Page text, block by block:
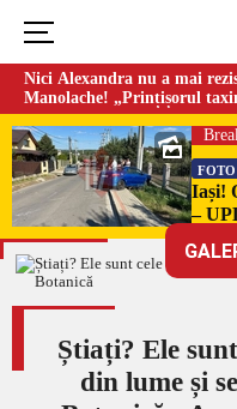
Nici Alexandra nu a mai
Manolache! „Prințișorul
doi ani de căsnicie
FOTO
Iași!
–
Știați? Ele
din lume și